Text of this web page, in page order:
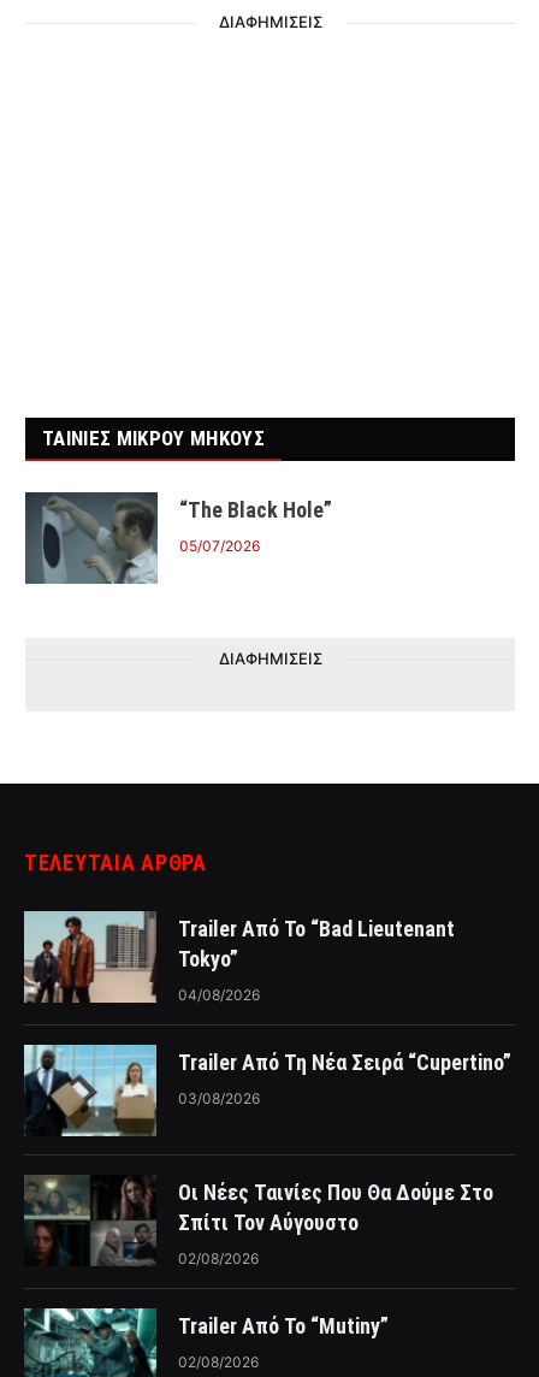
ΔΙΑΦΗΜΙΣΕΙΣ
ΤΑΙΝΙΕΣ ΜΙΚΡΟΥ ΜΗΚΟΥΣ
“The Black Hole”
05/07/2026
ΔΙΑΦΗΜΙΣΕΙΣ
ΤΕΛΕΥΤΑΙΑ ΑΡΘΡΑ
Trailer Από Το “Bad Lieutenant
Tokyo”
04/08/2026
Trailer Από Τη Νέα Σειρά “Cupertino”
03/08/2026
Οι Νέες Ταινίες Που Θα Δούμε Στο
Σπίτι Τον Αύγουστο
02/08/2026
Trailer Από Το “Mutiny”
02/08/2026